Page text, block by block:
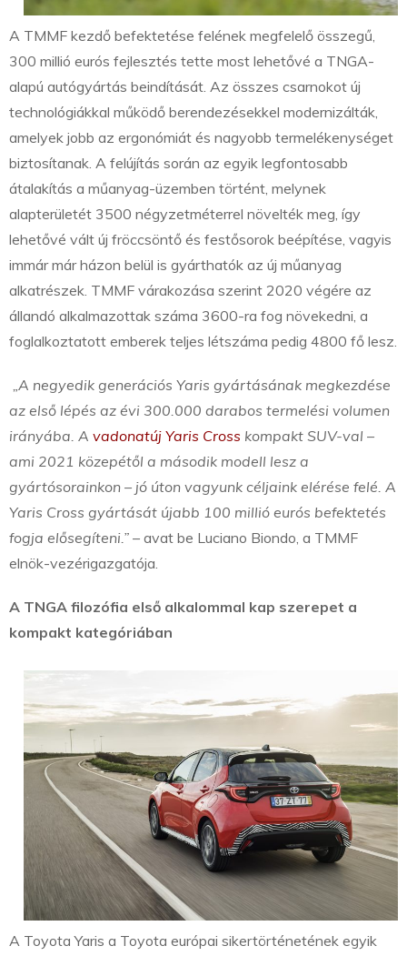
A TMMF kezdő befektetése felének megfelelő összegű,
300 millió eurós fejlesztés tette most lehetővé a TNGA-
alapú autógyártás beindítását. Az összes csarnokot új
technológiákkal működő berendezésekkel modernizálták,
amelyek jobb az ergonómiát és nagyobb termelékenységet
biztosítanak. A felújítás során az egyik legfontosabb
átalakítás a műanyag-üzemben történt, melynek
alapterületét 3500 négyzetméterrel növelték meg, így
lehetővé vált új fröccsöntő és festősorok beépítése, vagyis
immár már házon belül is gyárthatók az új műanyag
alkatrészek. TMMF várakozása szerint 2020 végére az
állandó alkalmazottak száma 3600-ra fog növekedni, a
foglalkoztatott emberek teljes létszáma pedig 4800 fő lesz.
„A negyedik generációs Yaris gyártásának megkezdése
az első lépés az évi 300.000 darabos termelési volumen
irányába. A vadonatúj Yaris Cross kompakt SUV-val –
ami 2021 közepétől a második modell lesz a
gyártósorainkon – jó úton vagyunk céljaink elérése felé. A
Yaris Cross gyártását újabb 100 millió eurós befektetés
fogja elősegíteni.” – avat be Luciano Biondo, a TMMF
elnök-vezérigazgatója.
A TNGA filozófia első alkalommal kap szerepet a
kompakt kategóriában
A Toyota Yaris a Toyota európai sikertörténetének egyik